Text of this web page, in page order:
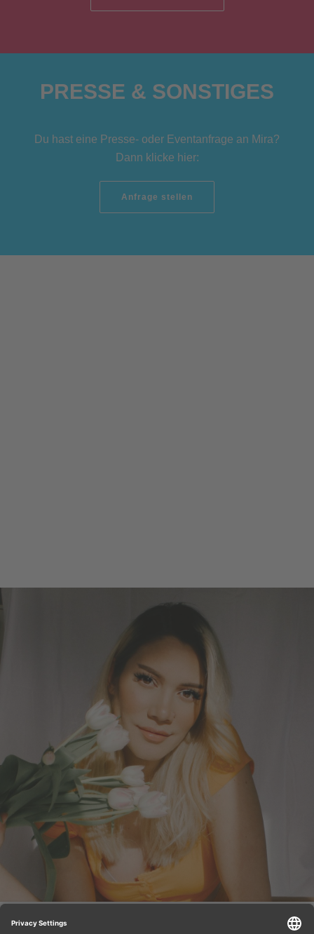
PRESSE & SONSTIGES
Du hast eine Presse- oder Eventanfrage an Mira?
Dann klicke hier:
Anfrage stellen